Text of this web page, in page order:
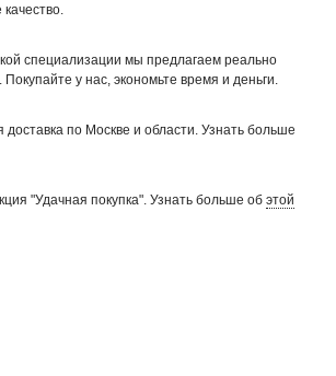
качество.
специализации мы предлагаем реально
у нас, экономьте время и деньги.
доставка по Москве и области. Узнать больше
"Удачная покупка". Узнать больше об этой